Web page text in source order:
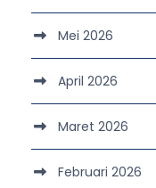
Mei 2026
April 2026
Maret 2026
Februari 2026